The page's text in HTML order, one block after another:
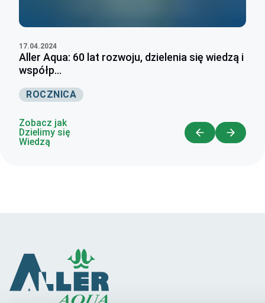
17.04.2024
Aller Aqua: 60 lat rozwoju, dzielenia się wiedzą i
współp...
ROCZNICA
Zobacz jak
Dzielimy się
Wiedzą